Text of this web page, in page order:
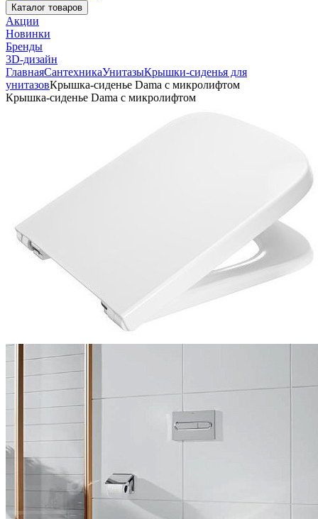
Каталог товаров
Акции
Новинки
Бренды
3D-дизайн
ГлавнаяСантехникаУнитазыКрышки-сиденья для
унитазовКрышка-сиденье Dama с микролифтом
Крышка-сиденье Dama с микролифтом